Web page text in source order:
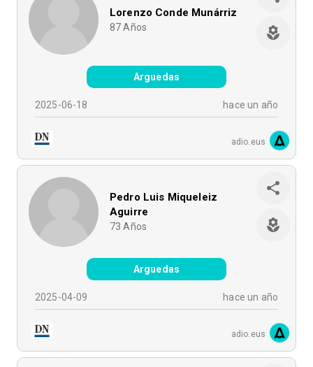
Lorenzo Conde Munárriz
87 Años
Arguedas
2025-06-18 hace un año
adio.eus
Pedro Luis Miqueleiz
Aguirre
73 Años
Arguedas
2025-04-09 hace un año
adio.eus